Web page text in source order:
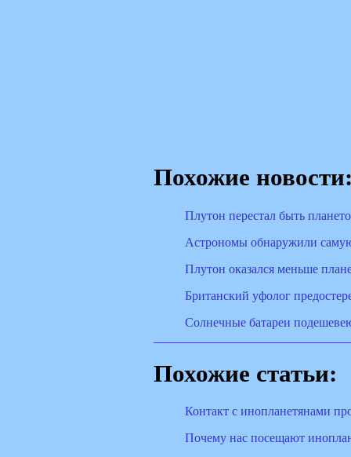
Похожие
Плутон перестал быть
Астрономы обнаружили
Плутон оказался меньше
Британский уфолог
Солнечные батареи
Похожие статьи:
Контакт с инопланетянами
Почему нас посещают